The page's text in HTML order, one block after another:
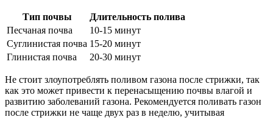
Тип почвы
Длительность полива
Песчаная почва
10-15 минут
Суглинистая почва 15-20 минут
Глинистая почва
20-30 минут
Не стоит злоупотреблять поливом газона после стрижки, так
как это может привести к перенасыщению почвы влагой и
развитию заболеваний газона. Рекомендуется поливать газон
после стрижки не чаще двух раз в неделю, учитывая